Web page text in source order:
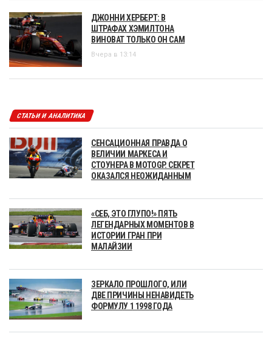
ДЖОННИ ХЕРБЕРТ: В
ШТРАФАХ ХЭМИЛТОНА
ВИНОВАТ ТОЛЬКО ОН САМ
Вчера в 13:14
СТАТЬИ И АНАЛИТИКА
СЕНСАЦИОННАЯ ПРАВДА О
ВЕЛИЧИИ МАРКЕСА И
СТОУНЕРА В MOTOGP. СЕКРЕТ
ОКАЗАЛСЯ НЕОЖИДАННЫМ
«СЕБ, ЭТО ГЛУПО!» ПЯТЬ
ЛЕГЕНДАРНЫХ МОМЕНТОВ В
ИСТОРИИ ГРАН ПРИ
МАЛАЙЗИИ
ЗЕРКАЛО ПРОШЛОГО, ИЛИ
ДВЕ ПРИЧИНЫ НЕНАВИДЕТЬ
ФОРМУЛУ 1 1998 ГОДА